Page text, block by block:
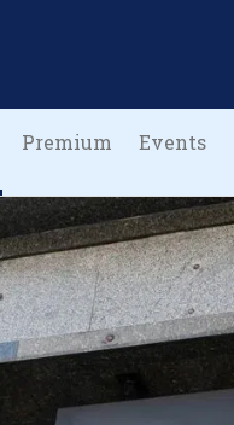
Premium Events